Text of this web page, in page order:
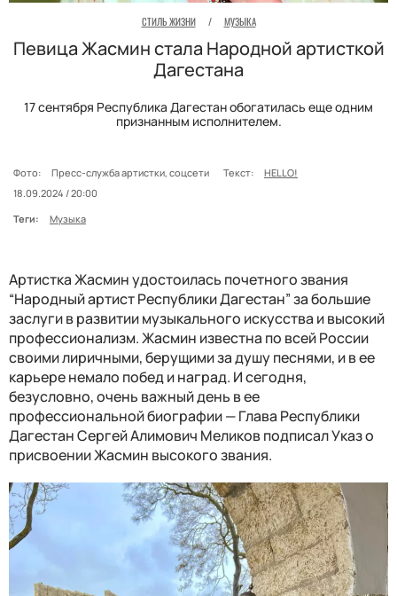
СТИЛЬ ЖИЗНИ / МУЗЫКА
Певица Жасмин стала Народной артисткой
Дагестана
17 сентября Республика Дагестан обогатилась еще одним
признанным исполнителем.
Фото: Пресс-служба артистки, соцсети Текст:
HELLO!
18.09.2024 / 20:00
Теги:
Музыка
Артистка Жасмин удостоилась почетного звания
“Народный артист Республики Дагестан” за большие
заслуги в развитии музыкального искусства и высокий
профессионализм. Жасмин известна по всей России
своими лиричными, берущими за душу песнями, и в ее
карьере немало побед и наград. И сегодня,
безусловно, очень важный день в ее
профессиональной биографии — Глава Республики
Дагестан Сергей Алимович Меликов подписал Указ о
присвоении Жасмин высокого звания.